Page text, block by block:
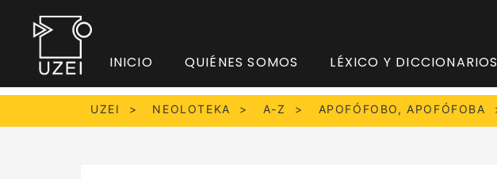
INICIO QUIÉNES SOMOS LÉXICO Y DICCIONARIOS
UZEI NEOLOTEKA A-Z APOFÓFOBO, APOFÓFOBA